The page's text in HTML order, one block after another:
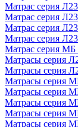
Матрас серия
Матрас серия
Матрас серия
Матрас серия
Матрас серия МБ
Матрасы серия
Матрасы серия
Матрасы серия
Матрасы серия
Матрасы серия
Матрасы серия
Матрасы серия